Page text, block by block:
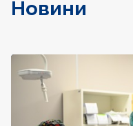
Новини